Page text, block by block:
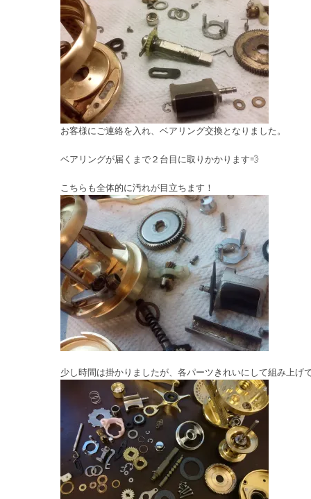
お客様にご連絡を入れ、ベアリング交換となりました。
ベアリングが届くまで２台目に取りかかります💨
こちらも全体的に汚れが目立ちます！
少し時間は掛かりましたが、各パーツきれいにして組み上げ